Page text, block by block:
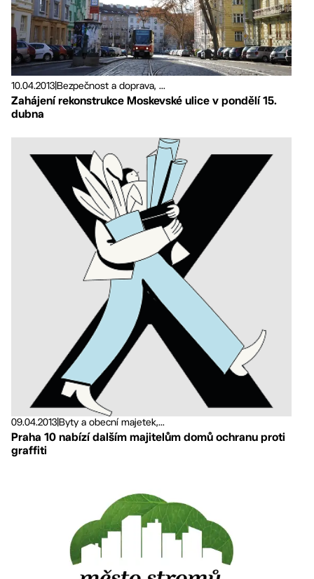
10.04.2013Bezpečnost a doprava, ...
Zahájení rekonstrukce Moskevské ulice v pondělí 15.
dubna
09.04.2013Byty a obecní majetek,...
Praha 10 nabízí dalším majitelům domů ochranu proti
graffiti